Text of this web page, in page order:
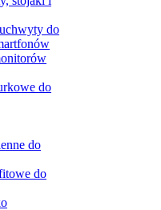
do
do
do
do